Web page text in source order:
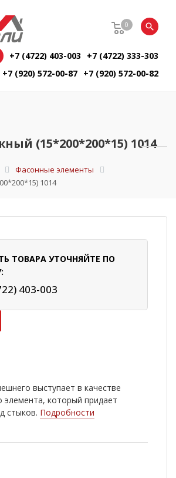
0
+7 (4722) 403-003
+7 (4722) 333-303
+7 (920) 572-00-87 +7 (920) 572-00-82
(15*200*200*15) 1014
Фасонные элементы
1014
ТОВАРА УТОЧНЯЙТЕ ПО
403-003
выступает в качестве
элемента, который придает
стыков. Подробности